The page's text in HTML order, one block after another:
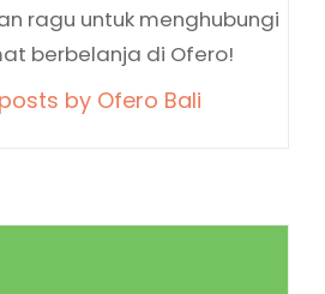
ragu untuk menghubungi
berbelanja di Ofero!
by Ofero Bali